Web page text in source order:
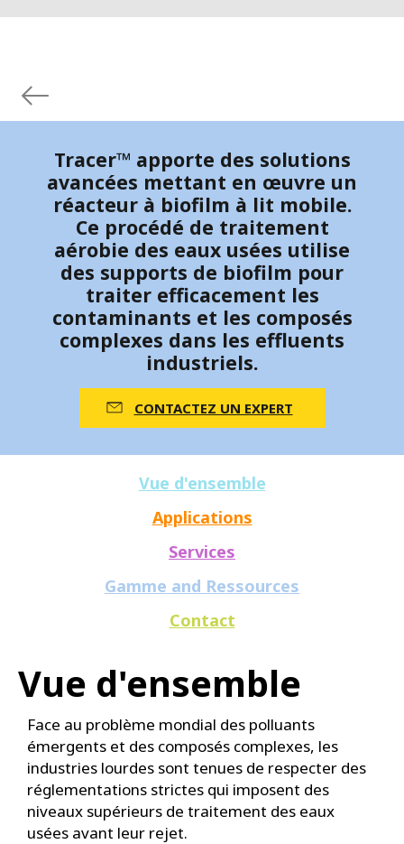
Tracer™ apporte des solutions
avancées mettant en œuvre un
réacteur à biofilm à lit mobile.
Ce procédé de traitement
aérobie des eaux usées utilise
des supports de biofilm pour
traiter efficacement les
contaminants et les composés
complexes dans les effluents
industriels.
CONTACTEZ UN EXPERT
Vue d'ensemble
Applications
Services
Gamme and Ressources
Contact
Vue d'ensemble
Face au problème mondial des polluants
émergents et des composés complexes, les
industries lourdes sont tenues de respecter des
réglementations strictes qui imposent des
niveaux supérieurs de traitement des eaux
usées avant leur rejet.